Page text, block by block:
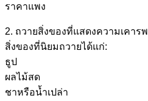
ราคาแพง
2. ถวายสิ่งของที่แสดงความเคารพ
สิ่งของที่นิยมถวายได้แก่:
ธูป
ผลไม้สด
ชาหรือน้ำเปล่า